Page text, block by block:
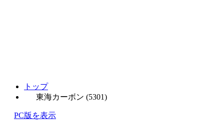
トップ
東海カーボン (5301)
PC版を表示